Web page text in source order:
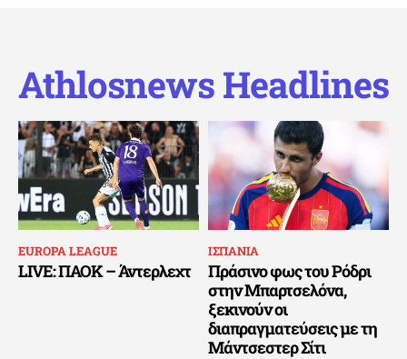
Athlosnews Headlines
EUROPA LEAGUE
LIVE: ΠΑΟΚ – Άντερλεχτ
ΙΣΠΑΝΙΑ
Πράσινο φως του Ρόδρι
στην Μπαρτσελόνα,
ξεκινούν οι
διαπραγματεύσεις με τη
Μάντσεστερ Σίτι